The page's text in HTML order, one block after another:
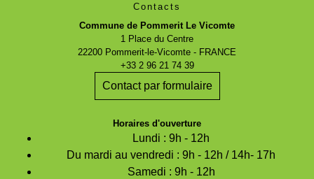
Contacts
Commune de Pommerit Le Vicomte
1 Place du Centre
22200 Pommerit-le-Vicomte - FRANCE
+33 2 96 21 74 39
Contact par formulaire
Horaires d'ouverture
Lundi : 9h - 12h
Du mardi au vendredi : 9h - 12h / 14h- 17h
Samedi : 9h - 12h